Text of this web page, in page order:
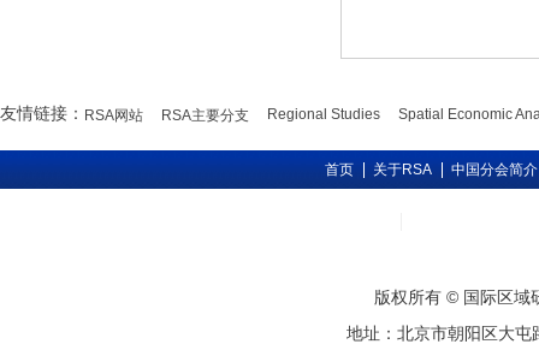
友情链接： RSA网站 RSA主要分支 Regional Studies Spatial Economic
首页 关于RSA 中国分会简介
版权所有 © 国际区
地址：北京市朝阳区大